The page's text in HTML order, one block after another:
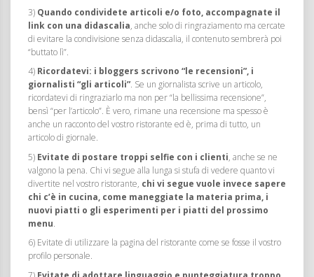
3) Quando condividete articoli e/o foto, accompagnate il
link con una didascalia, anche solo di ringraziamento ma cercate
di evitare la condivisione senza didascalia, il contenuto sembrerà poi
“buttato lì”.
4) Ricordatevi: i bloggers scrivono “le recensioni”, i
giornalisti “gli articoli”. Se un giornalista scrive un articolo,
ricordatevi di ringraziarlo ma non per “la bellissima recensione”,
bensì “per l’articolo”. È vero, rimane una recensione ma spesso è
anche un racconto del vostro ristorante ed è, prima di tutto, un
articolo di giornale.
5) Evitate di postare troppi selfie con i clienti, anche se ne
valgono la pena. Chi vi segue alla lunga si stufa di vedere quanto vi
divertite nel vostro ristorante, chi vi segue vuole invece sapere
chi c’è in cucina, come maneggiate la materia prima, i
nuovi piatti o gli esperimenti per i piatti del prossimo
menu.
6) Evitate di utilizzare la pagina del ristorante come se fosse il vostro
profilo personale.